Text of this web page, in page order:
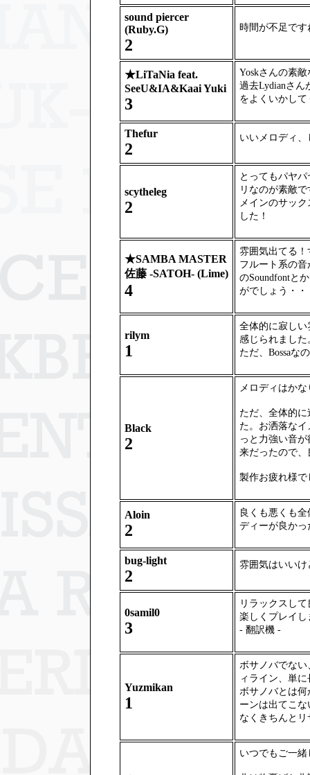
sound piercer
(Ruby.G)
2
時間が不足で
★LiTaNia feat.
SeeU&IA&Kaai Yuki
3
Yoskさんの素
過去Lydianさ
をよくいかし
Thefur
2
いいメロディ
scytheleg
2
とってもパヤ
リなのが素敵で
メインのサッ
した！
★SAMBA MASTER
佐藤 -SATOH- (Lime)
4
雰囲気出てる
フルート系の
のSoundfontと
がでしょう・・
rilym
1
全体的に寂し
感じられました
ただ、Bossaな
Black
2
メロディはか
ただ、全体的
た。お洒落な
っと力強い音
来だったので
製作お疲れ様で
Aloin
2
良くも悪くも
ディーが良かっ
bug-light
2
雰囲気はいい
0samil0
3
リラックスし
楽しくプレイし
- 翻訳機 -
Yuzmikan
1
ボサノバでな
ィライン、単
ボサノバとは
ーンは出てこ
なくきちんと
いつでもご一